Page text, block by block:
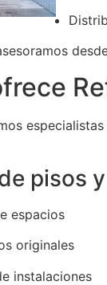
especialistas
pisos
espacios
originales
instalaciones